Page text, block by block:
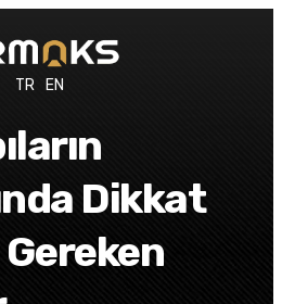
TR EN
Dikkat